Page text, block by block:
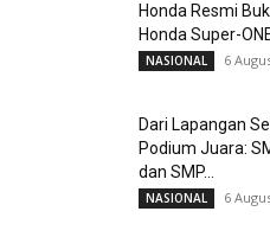
Honda Resmi
Honda Super-
NASIONAL 6
Dari Lapangan
Podium Juara:
dan SMP...
NASIONAL 6